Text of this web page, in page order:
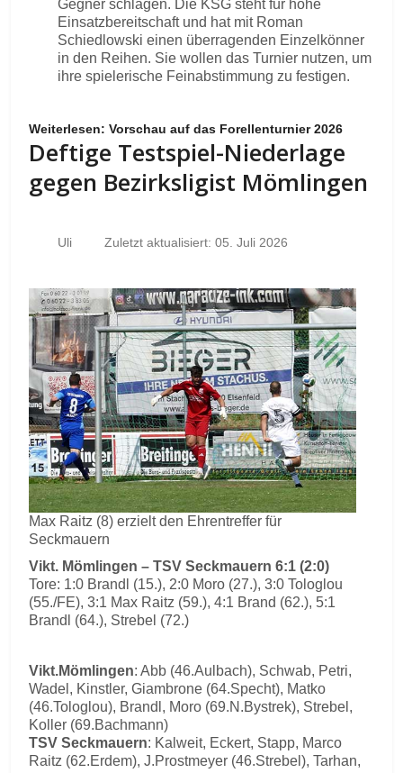
Gegner schlagen. Die KSG steht für hohe
Einsatzbereitschaft und hat mit Roman
Schiedlowski einen überragenden Einzelkönner
in den Reihen. Sie wollen das Turnier nutzen, um
ihre spielerische Feinabstimmung zu festigen.
Weiterlesen: Vorschau auf das Forellenturnier 2026
Deftige Testspiel-Niederlage
gegen Bezirksligist Mömlingen
Uli Zuletzt aktualisiert: 05. Juli 2026
Max Raitz (8) erzielt den Ehrentreffer für
Seckmauern
Vikt. Mömlingen – TSV Seckmauern 6:1 (2:0)
Tore: 1:0 Brandl (15.), 2:0 Moro (27.), 3:0 Tologlou
(55./FE), 3:1 Max Raitz (59.), 4:1 Brand (62.), 5:1
Brandl (64.), Strebel (72.)
Vikt.Mömlingen: Abb (46.Aulbach), Schwab, Petri,
Wadel, Kinstler, Giambrone (64.Specht), Matko
(46.Tologlou), Brandl, Moro (69.N.Bystrek), Strebel,
Koller (69.Bachmann)
TSV Seckmauern: Kalweit, Eckert, Stapp, Marco
Raitz (62.Erdem), J.Prostmeyer (46.Strebel), Tarhan,